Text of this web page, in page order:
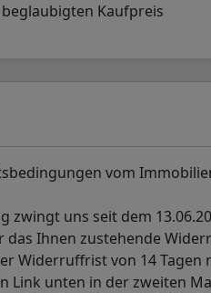
Kaufpreis
vom
zwingt uns seit dem
das Ihnen zustehende
Widerruffrist von 14
Link unten in der zweiten